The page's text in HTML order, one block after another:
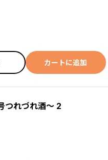
カートに追加
つれづれ酒～ 2